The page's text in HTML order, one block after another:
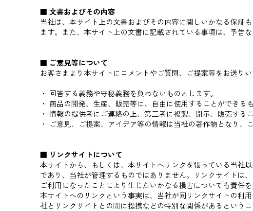
■ 文書およびその内容
当社は、本サイト上の文書およびその内容に関しいかなる保証
ます。また、本サイト上の文書に記載されている事項は、予告
■ ご意見等について
お客さまより本サイトにコメントやご質問、ご提案等をお送り
・ 回答する義務や守秘義務を負わないものとします。
・ 商品の開発、生産、販売等に、自由に使用することができる
・ 情報の提供者にご連絡の上、第三者に複製、開示、販売する
・ ご意見、ご提案、アイデア等の情報は当社の著作物となり
■ リンクサイトについて
本サイトから、もしくは、本サイトへリンクを張っている当社
であり、当社が管理するものではありません。リンクサイトは
ご利用になったことにより生じたいかなる損害についても責任を
本サイトへのリンクという事実は、当社が同リンクサイトの利
社とリンクサイトとの間に提携などの特別な関係があるという